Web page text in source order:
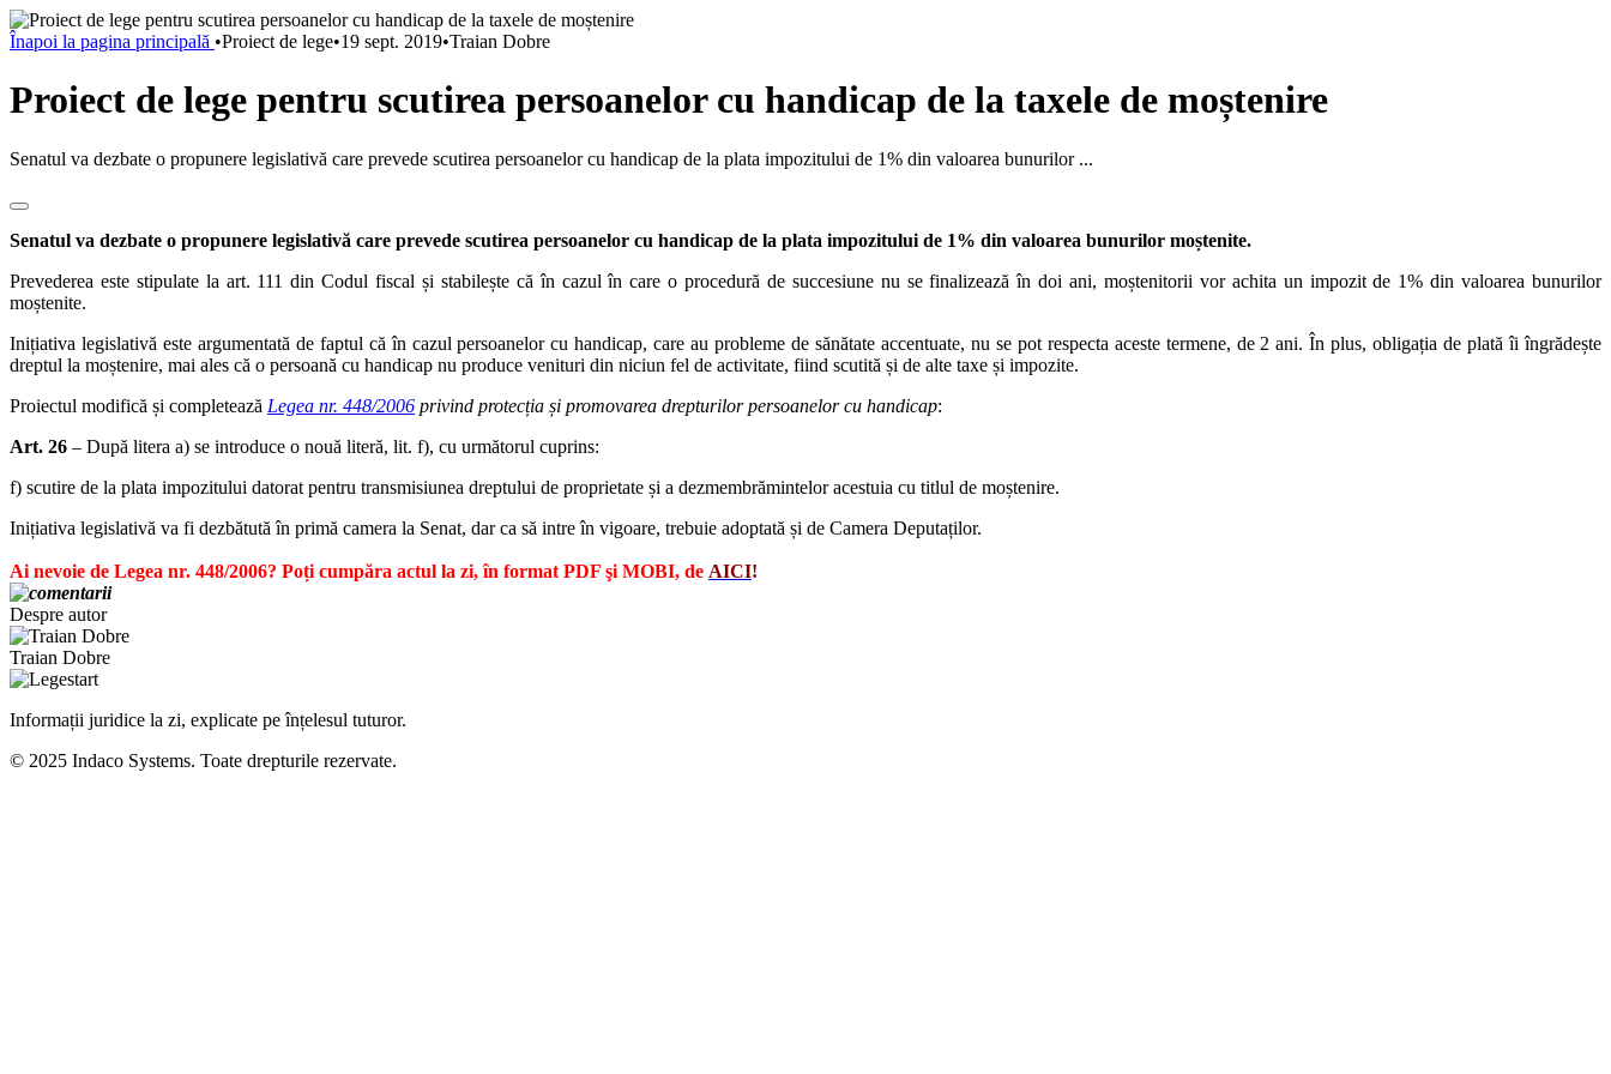
Înapoi la pagina principală •Proiect de lege•19 sept. 2019•Traian Dobre
Proiect de lege pentru scutirea persoanelor cu handicap de la taxele de moștenire
Senatul va dezbate o propunere legislativă care prevede scutirea persoanelor cu handicap de la plata impozitului de 1% din valoarea bunurilor ...
Senatul va dezbate o propunere legislativă care prevede scutirea persoanelor cu handicap de la plata impozitului de 1% din valoarea bunurilor moștenite.
Prevederea este stipulate la art. 111 din Codul fiscal și stabilește că în cazul în care o procedură de succesiune nu se finalizează în doi ani, moștenitorii vor achita un impozit de 1% din valoarea bunurilor
moștenite.
Inițiativa legislativă este argumentată de faptul că în cazul persoanelor cu handicap, care au probleme de sănătate accentuate, nu se pot respecta aceste termene, de 2 ani. În plus, obligația de plată îi îngrădește
dreptul la moștenire, mai ales că o persoană cu handicap nu produce venituri din niciun fel de activitate, fiind scutită și de alte taxe și impozite.
Proiectul modifică și completează Legea nr. 448/2006 privind protecția și promovarea drepturilor persoanelor cu handicap:
Art. 26 – După litera a) se introduce o nouă literă, lit. f), cu următorul cuprins:
f) scutire de la plata impozitului datorat pentru transmisiunea dreptului de proprietate și a dezmembrămintelor acestuia cu titlul de moștenire.
Inițiativa legislativă va fi dezbătută în primă camera la Senat, dar ca să intre în vigoare, trebuie adoptată și de Camera Deputaților.
Ai nevoie de Legea nr. 448/2006? Poți cumpăra actul la zi, în format PDF şi MOBI, de AICI!
Despre autor
Traian Dobre
Informații juridice la zi, explicate pe înțelesul tuturor.
© 2025 Indaco Systems. Toate drepturile rezervate.